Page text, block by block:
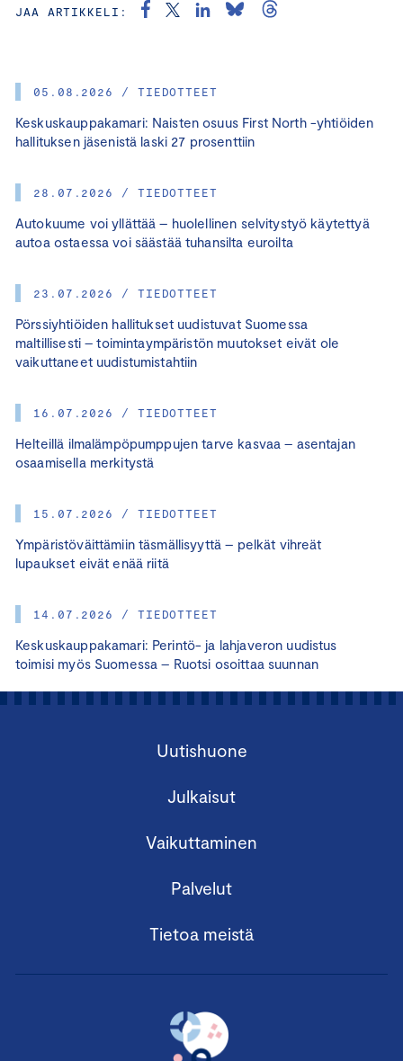
05.08.2026 / TIEDOTTEET
Keskuskauppakamari: Naisten osuus First North -yhtiöiden
hallituksen jäsenistä laski 27 prosenttiin
28.07.2026 / TIEDOTTEET
Autokuume voi yllättää – huolellinen selvitystyö käytettyä
autoa ostaessa voi säästää tuhansilta euroilta
23.07.2026 / TIEDOTTEET
Pörssiyhtiöiden hallitukset uudistuvat Suomessa
maltillisesti – toimintaympäristön muutokset eivät ole
vaikuttaneet uudistumistahtiin
16.07.2026 / TIEDOTTEET
Helteillä ilmalämpöpumppujen tarve kasvaa – asentajan
osaamisella merkitystä
15.07.2026 / TIEDOTTEET
Ympäristöväittämiin täsmällisyyttä – pelkät vihreät
lupaukset eivät enää riitä
14.07.2026 / TIEDOTTEET
Keskuskauppakamari: Perintö- ja lahjaveron uudistus
toimisi myös Suomessa – Ruotsi osoittaa suunnan
JAA ARTIKKELI:
Uutishuone
Julkaisut
Vaikuttaminen
Palvelut
Tietoa meistä